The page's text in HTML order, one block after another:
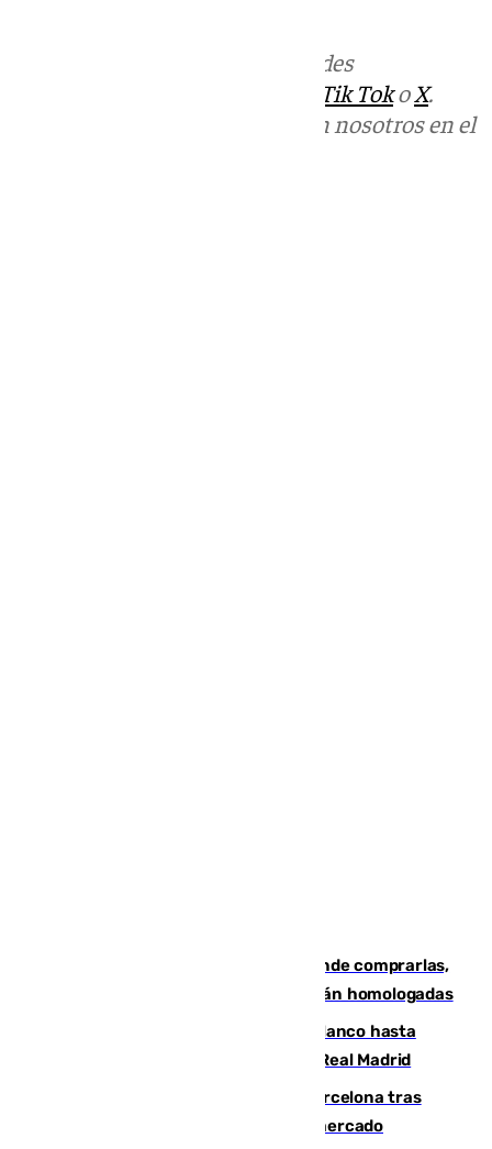
en las redes
Tik TokoX.
Puedes ponerte en contacto con nosotros en el
Gafas para el eclipse solar 2026: dónde comprarlas,
dónde conseguirlas y cómo saber si están homologadas
Vinícius Júnior seguirá vestido de blanco hasta
2032 tras cerrar su renovación con el Real Madrid
Rodrigo negocia su fichaje por el Barcelona tras
romper con el Madrid y revoluciona el mercado